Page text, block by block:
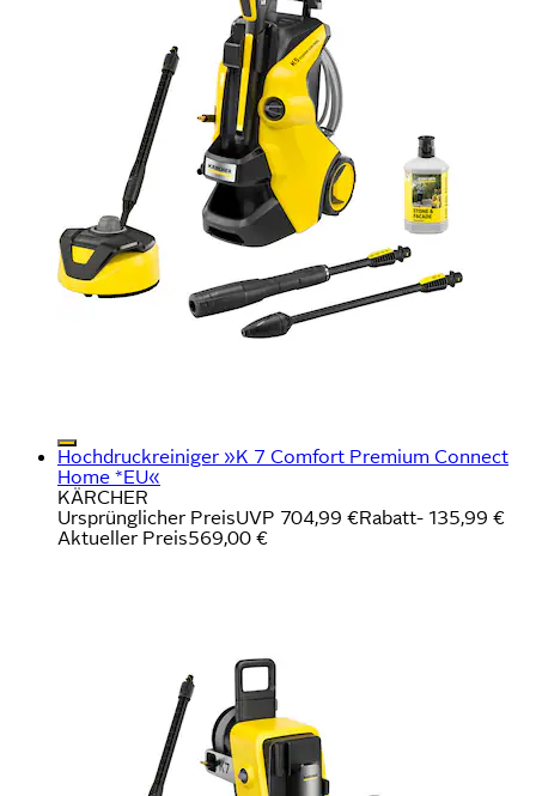
Hochdruckreiniger »K 7 Comfort Premium Connect
Home *EU«
KÄRCHER
Ursprünglicher PreisUVP 704,99 €Rabatt- 135,99 €
Aktueller Preis569,00 €